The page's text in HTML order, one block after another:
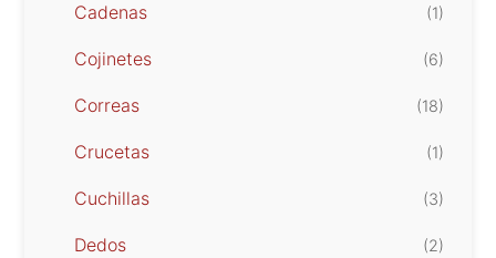
Cadenas (1)
Cojinetes (6)
Correas (18)
Crucetas (1)
Cuchillas (3)
Dedos (2)